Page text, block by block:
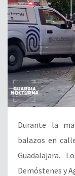
Durante la
balazos en
Guadalajara.
Demóstenes y